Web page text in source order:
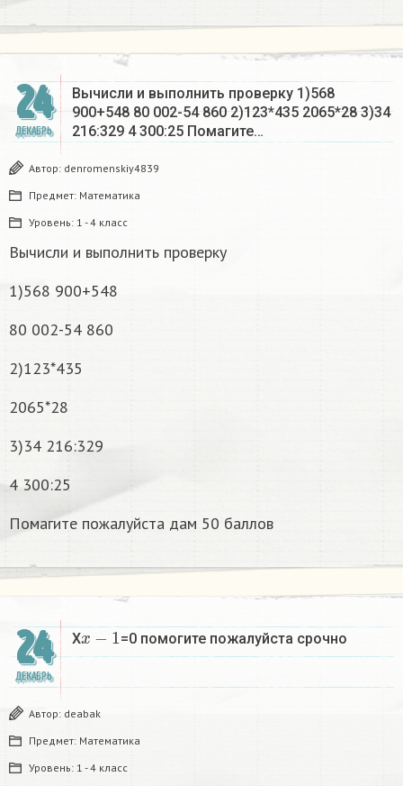
24
ДЕКАБРЬ
Вычисли и выполнить проверку 1)568
900+548 80 002-54 860 2)123*435 2065*28 3)34
216:329 4 300:25 Помагите…
Автор: denromenskiy4839
Предмет: Математика
Уровень: 1 - 4 класс
Вычисли и выполнить проверку
1)568 900+548
80 002-54 860
2)123*435
2065*28
3)34 216:329
4 300:25
Помагите пожалуйста дам 50 баллов
24
ДЕКАБРЬ
X
x−1
=0 помогите пожалуйста срочно
Автор: deabak
Предмет: Математика
Уровень: 1 - 4 класс